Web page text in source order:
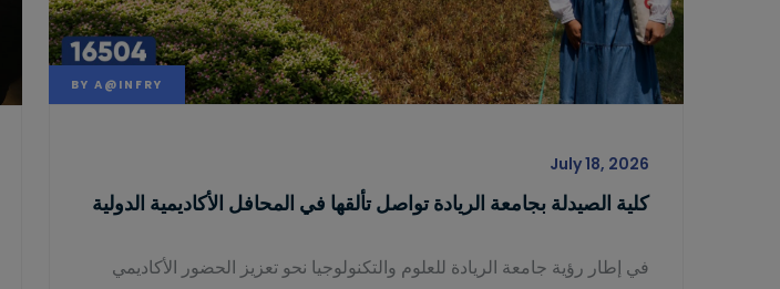
BY A@INFRY
July 18, 2026
كلية الصيدلة بجامعة الريادة تواصل تألقها في المحافل الأكاديمية الدولية
في إطار رؤية جامعة الريادة للعلوم والتكنولوجيا نحو تعزيز الحضور الأكاديمي